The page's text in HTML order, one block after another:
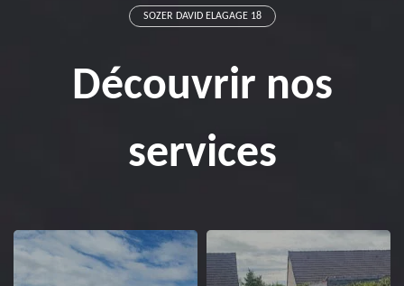
SOZER DAVID ELAGAGE 18
Découvrir nos
services